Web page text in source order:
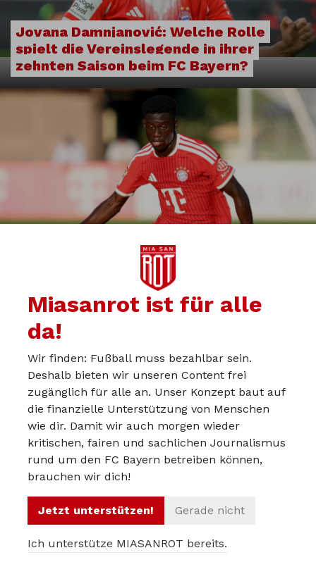
Jovana Damnjanović: Welche Rolle
spielt die Vereinslegende in ihrer
zehnten Saison beim FC Bayern?
Transfer noch hakt – News und
Gerüchte zum FCB im Ticker
Der FC Bayern muss mit Jonas Urbig den
nächsten Schritt wagen – ein
Kommentar
Tags:
Miasanrot ist für alle
da!
Wir finden: Fußball muss bezahlbar sein.
Deshalb bieten wir unseren Content frei
zugänglich für alle an. Unser Konzept baut auf
die finanzielle Unterstützung von Menschen
wie dir. Damit wir auch morgen wieder
kritischen, fairen und sachlichen Journalismus
rund um den FC Bayern betreiben können,
brauchen wir dich!
Jetzt unterstützen! Gerade nicht
Ich unterstütze MIASANROT bereits.